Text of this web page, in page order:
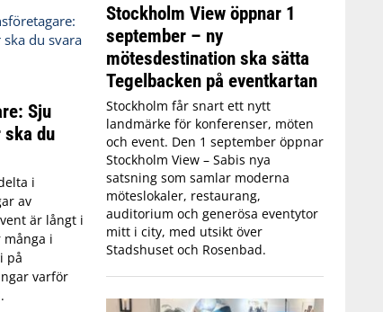
Sju
du
i
av
är långt i
i
på
varför
Stockholm View öppnar 1
september – ny
mötesdestination ska sätta
Tegelbacken på eventkartan
Stockholm får snart ett nytt
landmärke för konferenser, möten
och event. Den 1 september öppnar
Stockholm View – Sabis nya
satsning som samlar moderna
möteslokaler, restaurang,
auditorium och generösa eventytor
mitt i city, med utsikt över
Stadshuset och Rosenbad.